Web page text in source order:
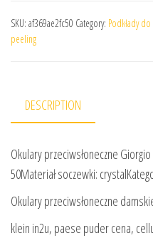
SKU: af369ae2fc50 Category: Podkłady
peeling
DESCRIPTION
Okulary przeciwsłoneczne
50Materiał soczewki:
Okulary przeciwsłoneczne
klein in2u, paese puder cena,